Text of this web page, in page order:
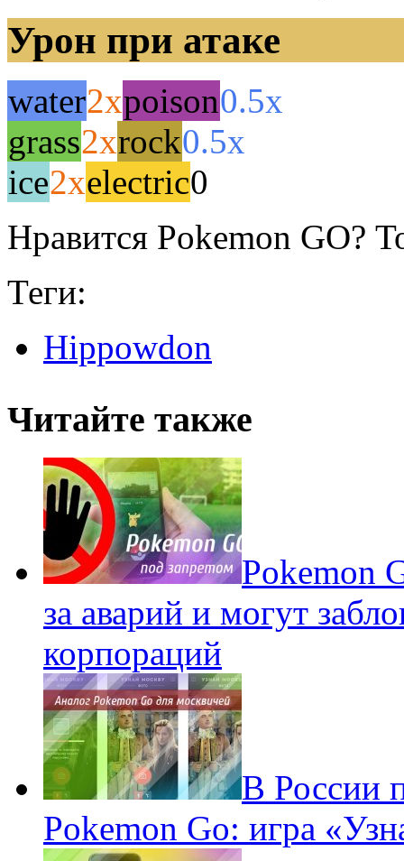
Урон при атаке
water2xpoison0.5x
grass2xrock0.5x
ice2xelectric0
Нравится Pokemon GO?
Теги:
Hippowdon
Читайте также
Pokеmon
за аварий и могут
корпораций
В России
Pokemon Go: игра